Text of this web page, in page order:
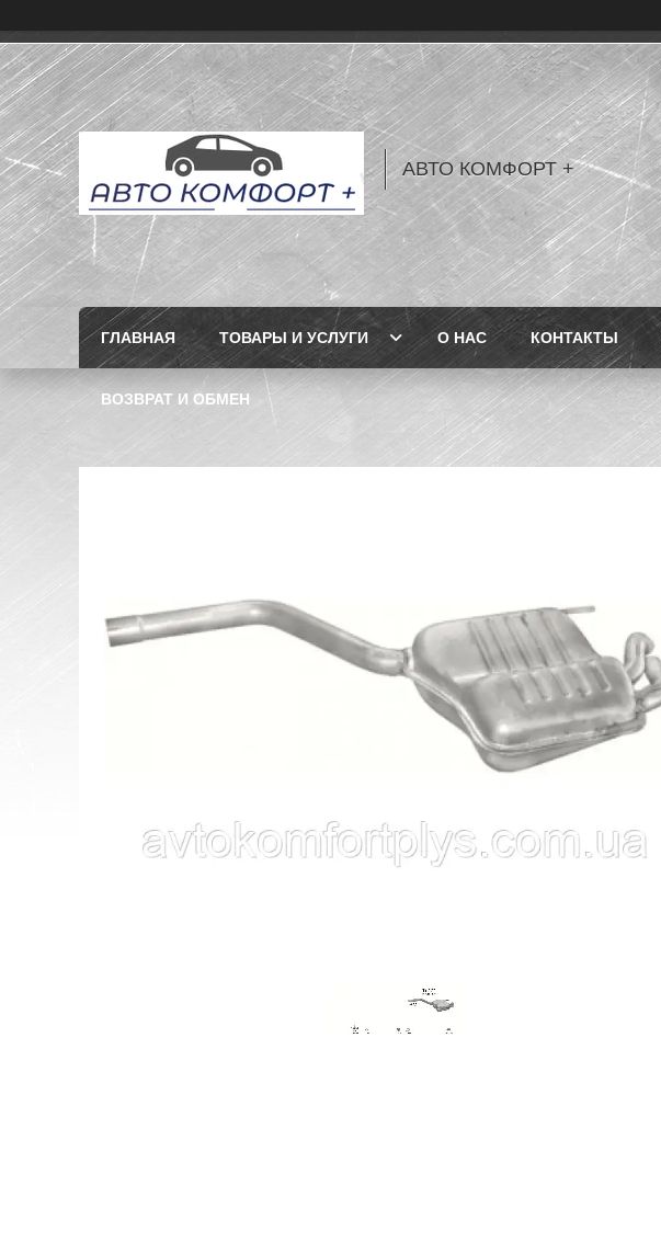
АВТО КОМФОРТ +
ГЛАВНАЯ ТОВАРЫ И УСЛУГИ О НАС КОНТАКТЫ
ВОЗВРАТ И ОБМЕН